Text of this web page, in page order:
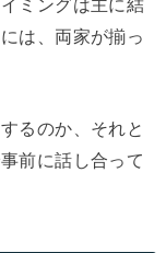
ミングは主に結
は、両家が揃っ
るのか、それと
前に話し合って